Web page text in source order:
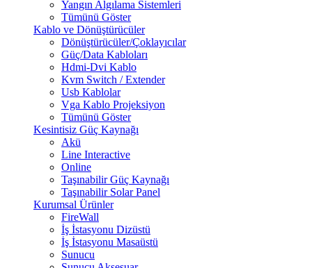
Yangın Algılama Sistemleri
Tümünü Göster
Kablo ve Dönüştürücüler
Dönüştürücüler/Çoklayıcılar
Güç/Data Kabloları
Hdmi-Dvi Kablo
Kvm Switch / Extender
Usb Kablolar
Vga Kablo Projeksiyon
Tümünü Göster
Kesintisiz Güç Kaynağı
Akü
Line Interactive
Online
Taşınabilir Güç Kaynağı
Taşınabilir Solar Panel
Kurumsal Ürünler
FireWall
İş İstasyonu Dizüstü
İş İstasyonu Masaüstü
Sunucu